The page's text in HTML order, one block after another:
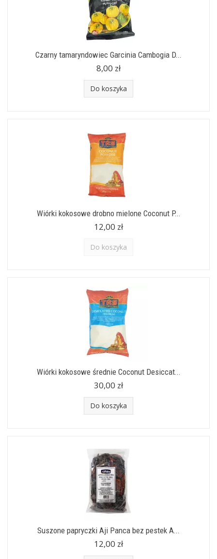
Czarny tamaryndowiec Garcinia Cambogia D...
8,00 zł
Do koszyka
Wiórki kokosowe drobno mielone Coconut P...
12,00 zł
Do koszyka
Wiórki kokosowe średnie Coconut Desiccat...
30,00 zł
Do koszyka
Suszone papryczki Aji Panca bez pestek A...
12,00 zł